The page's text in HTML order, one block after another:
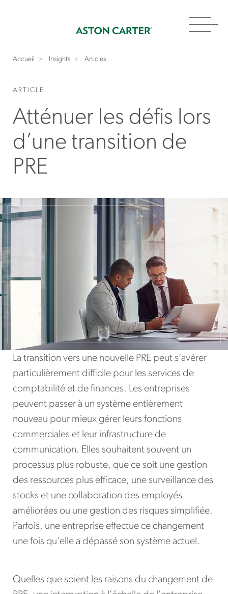
Accueil Insights Articles
ARTICLE
Atténuer les défis lors
d’une transition de
PRE
La transition vers une nouvelle PRE peut s’avérer
particulièrement difficile pour les services de
comptabilité et de finances. Les entreprises
peuvent passer à un système entièrement
nouveau pour mieux gérer leurs fonctions
commerciales et leur infrastructure de
communication. Elles souhaitent souvent un
processus plus robuste, que ce soit une gestion
des ressources plus efficace, une surveillance des
stocks et une collaboration des employés
améliorées ou une gestion des risques simplifiée.
Parfois, une entreprise effectue ce changement
une fois qu’elle a dépassé son système actuel.
Quelles que soient les raisons du changement de